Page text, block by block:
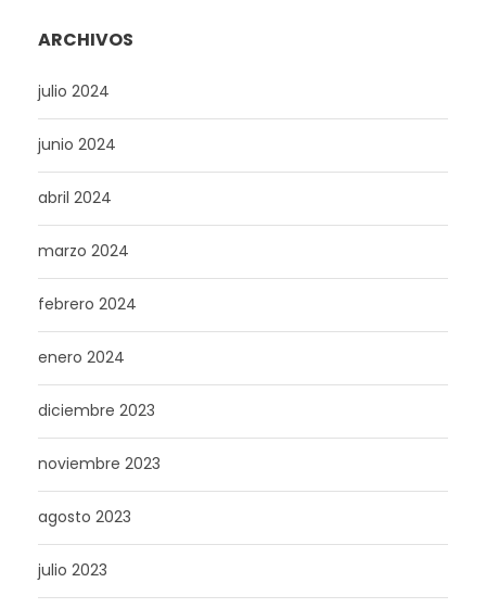
ARCHIVOS
julio 2024
junio 2024
abril 2024
marzo 2024
febrero 2024
enero 2024
diciembre 2023
noviembre 2023
agosto 2023
julio 2023